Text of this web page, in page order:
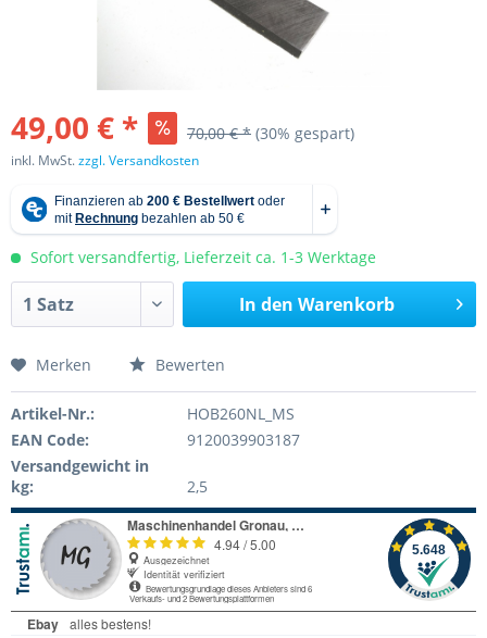
49,00 € * 70,00 € * (30% gespart)
inkl. MwSt.zzgl. Versandkosten
Sofort versandfertig, Lieferzeit ca. 1-3 Werktage
In den Warenkorb
Merken Bewerten
Artikel-Nr.:
HOB260NL_MS
EAN Code:
9120039903187
Versandgewicht in
kg:
2,5